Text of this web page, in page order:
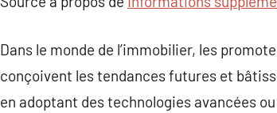
Dans le monde de l’immobilier, les
conçoivent les tendances futures et
en adoptant des technologies avancées